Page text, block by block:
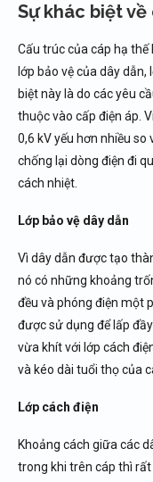
Sự khác biệt
Cấu trúc của cáp hạ
lớp bảo vệ của dây
biệt này là do các yêu
thuộc vào cấp điện áp.
0,6 kV yếu hơn nhiều so
chống lại dòng điện đi
cách nhiệt.
Lớp bảo vệ dây dẫn
Vì dây dẫn được tạo
nó có những khoảng
đều và phóng điện một
được sử dụng để lấp
vừa khít với lớp cách
và kéo dài tuổi thọ của
Lớp cách điện
Khoảng cách giữa các
trong khi trên cáp thì rất